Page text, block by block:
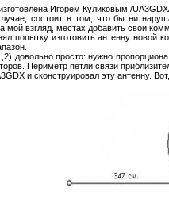
Игорем Куликовым /
состоит в том, что бы ни
мой взгляд, местах добавить свои
попытку изготовить антенну новой
довольно просто: нужно
Периметр петли связи
и сконструировал эту антенну.